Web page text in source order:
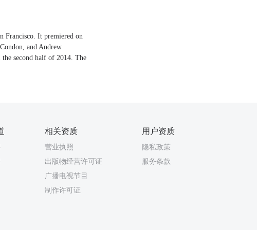
Francisco. It premiered on
and Andrew
the second half of 2014. The
相关资质
营业执照
出版物经营许可证
广播电视节目
制作许可证
用户资质
隐私政策
服务条款